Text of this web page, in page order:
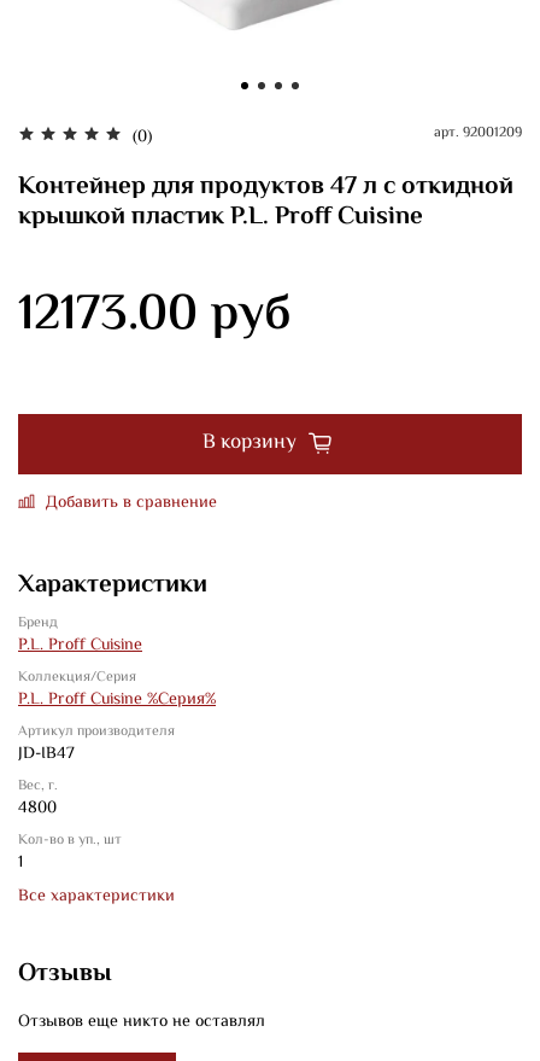
(0) арт. 92001209
Контейнер для продуктов 47 л с откидной
крышкой пластик P.L. Proff Cuisine
12173.00 руб
В корзину
Добавить в сравнение
Характеристики
Бренд
P.L. Proff Cuisine
Коллекция/Серия
P.L. Proff Cuisine %Серия%
Артикул производителя
JD-IB47
Вес, г.
4800
Кол-во в уп., шт
1
Все характеристики
Отзывы
Отзывов еще никто не оставлял